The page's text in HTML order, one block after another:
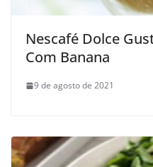
Nescafé Dolce
Com Banana
9 de agosto de 2021